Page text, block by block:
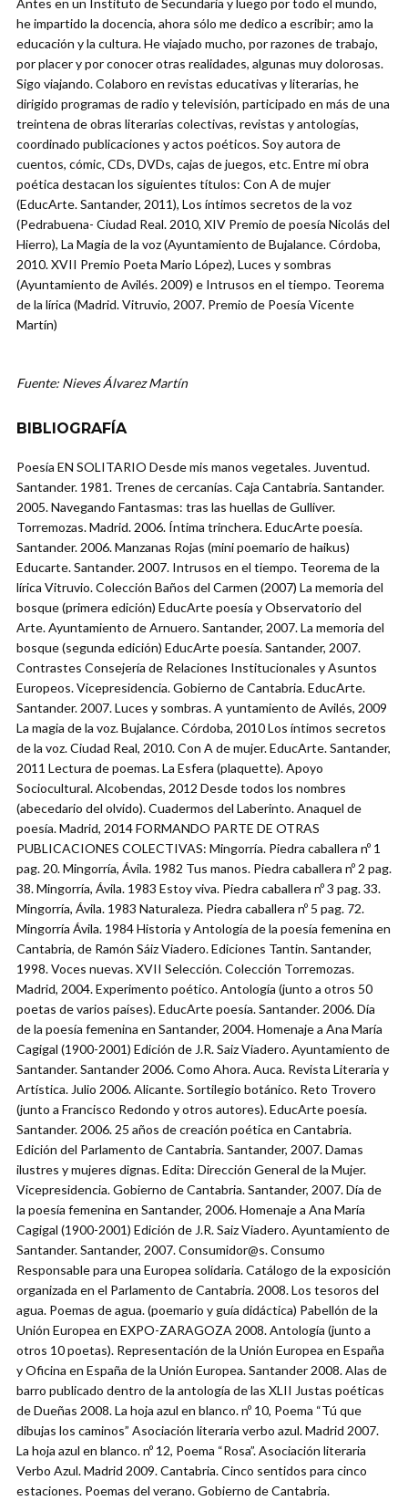
Antes en un Instituto de Secundaria y luego por todo el mundo,
he impartido la docencia, ahora sólo me dedico a escribir; amo la
educación y la cultura. He viajado mucho, por razones de trabajo,
por placer y por conocer otras realidades, algunas muy dolorosas.
Sigo viajando. Colaboro en revistas educativas y literarias, he
dirigido programas de radio y televisión, participado en más de una
treintena de obras literarias colectivas, revistas y antologías,
coordinado publicaciones y actos poéticos. Soy autora de
cuentos, cómic, CDs, DVDs, cajas de juegos, etc. Entre mi obra
poética destacan los siguientes títulos: Con A de mujer
(EducArte. Santander, 2011), Los íntimos secretos de la voz
(Pedrabuena- Ciudad Real. 2010, XIV Premio de poesía Nicolás del
Hierro), La Magia de la voz (Ayuntamiento de Bujalance. Córdoba,
2010. XVII Premio Poeta Mario López), Luces y sombras
(Ayuntamiento de Avilés. 2009) e Intrusos en el tiempo. Teorema
de la lírica (Madrid. Vitruvio, 2007. Premio de Poesía Vicente
Martín)
Fuente: Nieves Álvarez Martín
BIBLIOGRAFÍA
Poesía EN SOLITARIO Desde mis manos vegetales. Juventud.
Santander. 1981. Trenes de cercanías. Caja Cantabria. Santander.
2005. Navegando Fantasmas: tras las huellas de Gulliver.
Torremozas. Madrid. 2006. Íntima trinchera. EducArte poesía.
Santander. 2006. Manzanas Rojas (mini poemario de haikus)
Educarte. Santander. 2007. Intrusos en el tiempo. Teorema de la
lírica Vitruvio. Colección Baños del Carmen (2007) La memoria del
bosque (primera edición) EducArte poesía y Observatorio del
Arte. Ayuntamiento de Arnuero. Santander, 2007. La memoria del
bosque (segunda edición) EducArte poesía. Santander, 2007.
Contrastes Consejería de Relaciones Institucionales y Asuntos
Europeos. Vicepresidencia. Gobierno de Cantabria. EducArte.
Santander. 2007. Luces y sombras. A yuntamiento de Avilés, 2009
La magia de la voz. Bujalance. Córdoba, 2010 Los íntimos secretos
de la voz. Ciudad Real, 2010. Con A de mujer. EducArte. Santander,
2011 Lectura de poemas. La Esfera (plaquette). Apoyo
Sociocultural. Alcobendas, 2012 Desde todos los nombres
(abecedario del olvido). Cuadermos del Laberinto. Anaquel de
poesía. Madrid, 2014 FORMANDO PARTE DE OTRAS
PUBLICACIONES COLECTIVAS: Mingorría. Piedra caballera nº 1
pag. 20. Mingorría, Ávila. 1982 Tus manos. Piedra caballera nº 2 pag.
38. Mingorría, Ávila. 1983 Estoy viva. Piedra caballera nº 3 pag. 33.
Mingorría, Ávila. 1983 Naturaleza. Piedra caballera nº 5 pag. 72.
Mingorría Ávila. 1984 Historia y Antología de la poesía femenina en
Cantabria, de Ramón Sáiz Viadero. Ediciones Tantin. Santander,
1998. Voces nuevas. XVII Selección. Colección Torremozas.
Madrid, 2004. Experimento poético. Antología (junto a otros 50
poetas de varios países). EducArte poesía. Santander. 2006. Día
de la poesía femenina en Santander, 2004. Homenaje a Ana María
Cagigal (1900-2001) Edición de J.R. Saiz Viadero. Ayuntamiento de
Santander. Santander 2006. Como Ahora. Auca. Revista Literaria y
Artística. Julio 2006. Alicante. Sortilegio botánico. Reto Trovero
(junto a Francisco Redondo y otros autores). EducArte poesía.
Santander. 2006. 25 años de creación poética en Cantabria.
Edición del Parlamento de Cantabria. Santander, 2007. Damas
ilustres y mujeres dignas. Edita: Dirección General de la Mujer.
Vicepresidencia. Gobierno de Cantabria. Santander, 2007. Día de
la poesía femenina en Santander, 2006. Homenaje a Ana María
Cagigal (1900-2001) Edición de J.R. Saiz Viadero. Ayuntamiento de
Santander. Santander, 2007. Consumidor@s. Consumo
Responsable para una Europea solidaria. Catálogo de la exposición
organizada en el Parlamento de Cantabria. 2008. Los tesoros del
agua. Poemas de agua. (poemario y guía didáctica) Pabellón de la
Unión Europea en EXPO-ZARAGOZA 2008. Antología (junto a
otros 10 poetas). Representación de la Unión Europea en España
y Oficina en España de la Unión Europea. Santander 2008. Alas de
barro publicado dentro de la antología de las XLII Justas poéticas
de Dueñas 2008. La hoja azul en blanco. nº 10, Poema “Tú que
dibujas los caminos” Asociación literaria verbo azul. Madrid 2007.
La hoja azul en blanco. nº 12, Poema “Rosa”. Asociación literaria
Verbo Azul. Madrid 2009. Cantabria. Cinco sentidos para cinco
estaciones. Poemas del verano. Gobierno de Cantabria.